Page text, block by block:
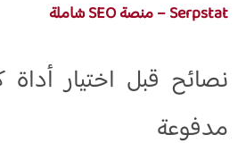
Serpstat – منصة SEO شاملة
نصائح قبل اختيار
مدفوعة